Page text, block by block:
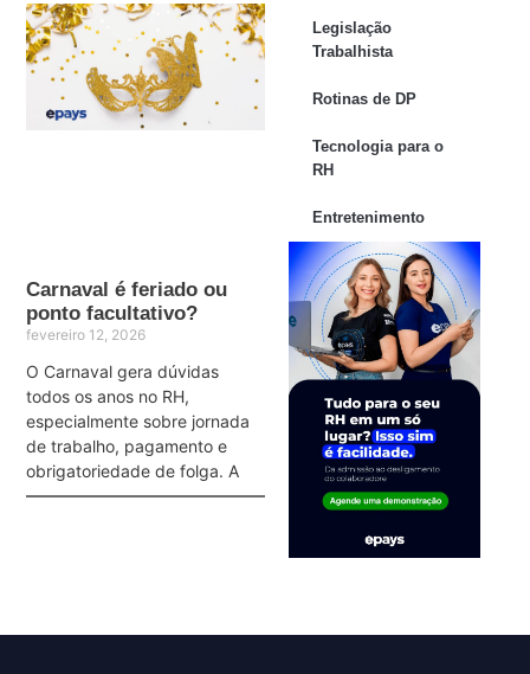
Carnaval é feriado ou
ponto facultativo?
fevereiro 12, 2026
O Carnaval gera dúvidas
todos os anos no RH,
especialmente sobre jornada
de trabalho, pagamento e
obrigatoriedade de folga. A
Legislação
Trabalhista
Rotinas de DP
Tecnologia para o
RH
Entretenimento